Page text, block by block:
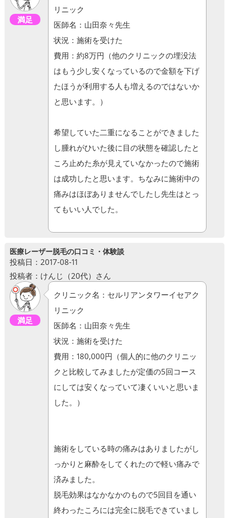
満足
リニック
医師名：山田奈々先生
状況：施術を受けた
費用：約8万円（他のクリニックの埋没法
はもう少し安くなっているので金額を下げ
たほうが利用する人も増えるのではないか
と思います。）
希望していた二重になることができました
し腫れがひいた後に目の状態を確認したと
ころ止めた糸が見えていなかったので施術
は成功したと思います。ちなみに施術中の
痛みはほぼありませんでしたし先生はとっ
てもいい人でした。
医療レーザー脱毛の口コミ・体験談
投稿日：2017-08-11
投稿者：けんじ（20代）さん
満足
クリニック名：セルリアンタワーイセアク
リニック
医師名：山田奈々先生
状況：施術を受けた
費用：180,000円（個人的に他のクリニッ
クと比較してみましたが定価の5回コース
にしては安くなっていて凄くいいと思いま
した。）
施術をしている時の痛みはありましたがし
っかりと麻酔をしてくれたので軽い痛みで
済みました。
脱毛効果はなかなかのもので5回目を通い
終わったころには完全に脱毛できていまし